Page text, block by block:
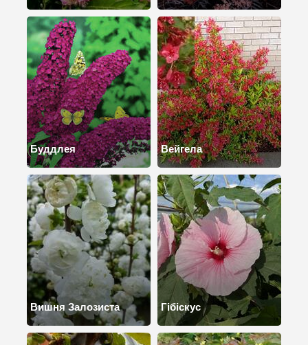
Буддлея Вейгела
Вишня Залозиста Гібіскус